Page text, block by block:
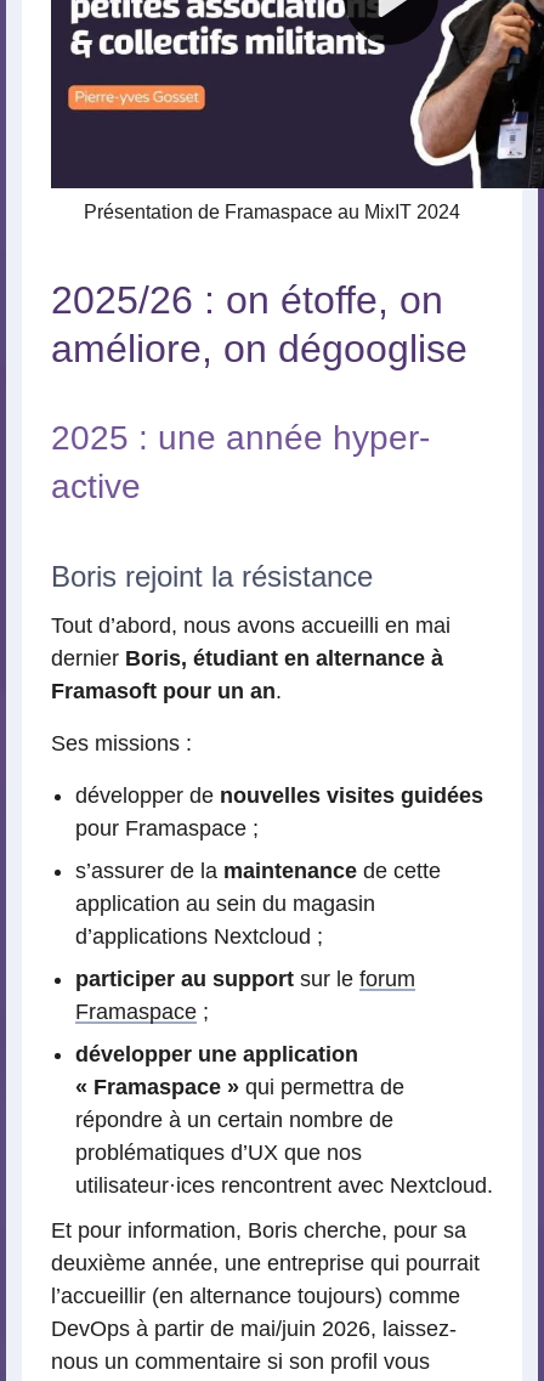
Présentation de Framaspace au MixIT 2024
2025/26 : on étoffe, on
améliore, on dégooglise
2025 : une année hyper-
active
Boris rejoint la résistance
Tout d’abord, nous avons accueilli en mai
dernier Boris, étudiant en alternance à
Framasoft pour un an.
Ses missions :
développer de nouvelles visites guidées
pour Framaspace ;
s’assurer de la maintenance de cette
application au sein du magasin
d’applications Nextcloud ;
participer au support sur le forum
Framaspace ;
développer une application
« Framaspace » qui permettra de
répondre à un certain nombre de
problématiques d’UX que nos
utilisateur·ices rencontrent avec Nextcloud.
Et pour information, Boris cherche, pour sa
deuxième année, une entreprise qui pourrait
l’accueillir (en alternance toujours) comme
DevOps à partir de mai/juin 2026, laissez-
nous un commentaire si son profil vous